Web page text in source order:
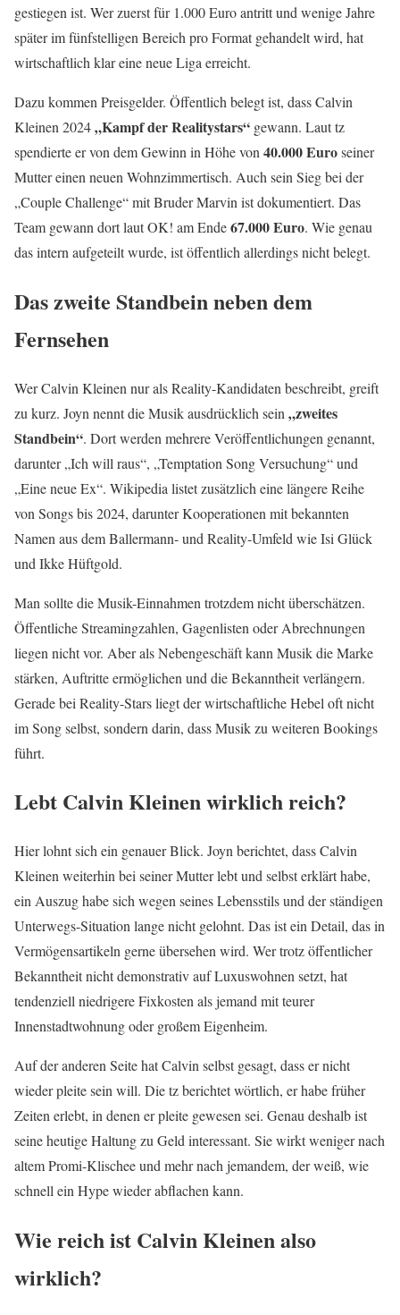
gestiegen ist. Wer zuerst für 1.000 Euro antritt und wenige Jahre
später im fünfstelligen Bereich pro Format gehandelt wird, hat
wirtschaftlich klar eine neue Liga erreicht.
Dazu kommen Preisgelder. Öffentlich belegt ist, dass Calvin
Kleinen 2024„Kampf der Realitystars“ gewann. Laut tz
spendierte er von dem Gewinn in Höhe von 40.000 Euroseiner
Mutter einen neuen Wohnzimmertisch. Auch sein Sieg bei der
„Couple Challenge“ mit Bruder Marvin ist dokumentiert. Das
Team gewann dort laut OK! am Ende67.000 Euro. Wie genau
das intern aufgeteilt wurde, ist öffentlich allerdings nicht belegt.
Das zweite Standbein neben dem
Fernsehen
Wer Calvin Kleinen nur als Reality-Kandidaten beschreibt, greift
zu kurz. Joyn nennt die Musik ausdrücklich sein „zweites
Standbein“. Dort werden mehrere Veröffentlichungen genannt,
darunter „Ich will raus“, „Temptation Song Versuchung“ und
„Eine neue Ex“. Wikipedia listet zusätzlich eine längere Reihe
von Songs bis 2024, darunter Kooperationen mit bekannten
Namen aus dem Ballermann- und Reality-Umfeld wie Isi Glück
und Ikke Hüftgold.
Man sollte die Musik-Einnahmen trotzdem nicht überschätzen.
Öffentliche Streamingzahlen, Gagenlisten oder Abrechnungen
liegen nicht vor. Aber als Nebengeschäft kann Musik die Marke
stärken, Auftritte ermöglichen und die Bekanntheit verlängern.
Gerade bei Reality-Stars liegt der wirtschaftliche Hebel oft nicht
im Song selbst, sondern darin, dass Musik zu weiteren Bookings
führt.
Lebt Calvin Kleinen wirklich reich?
Hier lohnt sich ein genauer Blick. Joyn berichtet, dass Calvin
Kleinen weiterhin bei seiner Mutter lebt und selbst erklärt habe,
ein Auszug habe sich wegen seines Lebensstils und der ständigen
Unterwegs-Situation lange nicht gelohnt. Das ist ein Detail, das in
Vermögensartikeln gerne übersehen wird. Wer trotz öffentlicher
Bekanntheit nicht demonstrativ auf Luxuswohnen setzt, hat
tendenziell niedrigere Fixkosten als jemand mit teurer
Innenstadtwohnung oder großem Eigenheim.
Auf der anderen Seite hat Calvin selbst gesagt, dass er nicht
wieder pleite sein will. Die tz berichtet wörtlich, er habe früher
Zeiten erlebt, in denen er pleite gewesen sei. Genau deshalb ist
seine heutige Haltung zu Geld interessant. Sie wirkt weniger nach
altem Promi-Klischee und mehr nach jemandem, der weiß, wie
schnell ein Hype wieder abflachen kann.
Wie reich ist Calvin Kleinen also
wirklich?